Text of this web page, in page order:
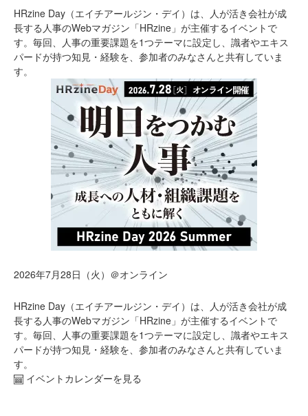
HRzine Day（エイチアールジン・デイ）は、人が活き会社が成
長する人事のWebマガジン「HRzine」が主催するイベントで
す。毎回、人事の重要課題を1つテーマに設定し、識者やエキス
パードが持つ知見・経験を、参加者のみなさんと共有していま
す。
2026年7月28日（火）＠オンライン
HRzine Day（エイチアールジン・デイ）は、人が活き会社が成
長する人事のWebマガジン「HRzine」が主催するイベントで
す。毎回、人事の重要課題を1つテーマに設定し、識者やエキス
パードが持つ知見・経験を、参加者のみなさんと共有していま
す。
イベントカレンダーを見る